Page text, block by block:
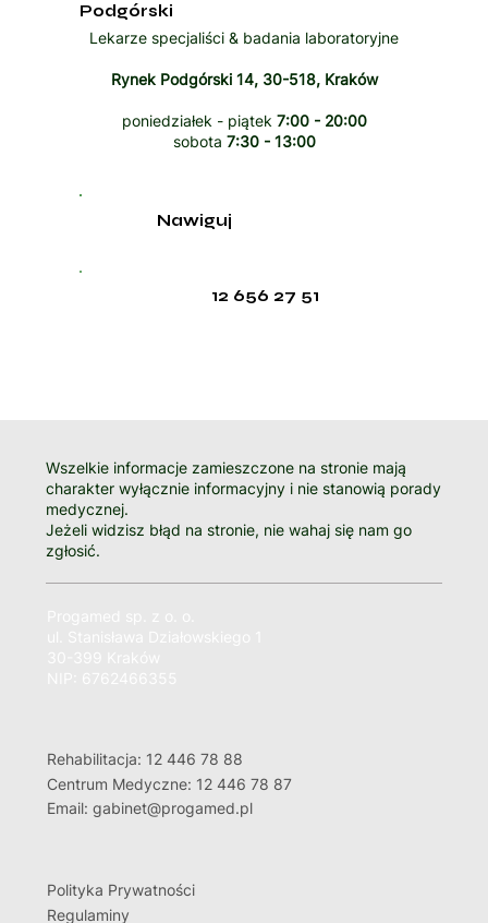
Podgórski
Lekarze specjaliści & badania laboratoryjne
Rynek Podgórski 14, 30-518, Kraków
poniedziałek - piątek 7:00 - 20:00
sobota 7:30 - 13:00
12 656 27 51
Nawiguj
Wszelkie informacje zamieszczone na stronie mają
charakter wyłącznie informacyjny i nie stanowią porady
medycznej.
Jeżeli widzisz błąd na stronie, nie wahaj się nam go
zgłosić.
Rehabilitacja: 12 446 78 88
Centrum Medyczne: 12 446 78 87
Email: gabinet@progamed.pl
Polityka Prywatności
Regulaminy